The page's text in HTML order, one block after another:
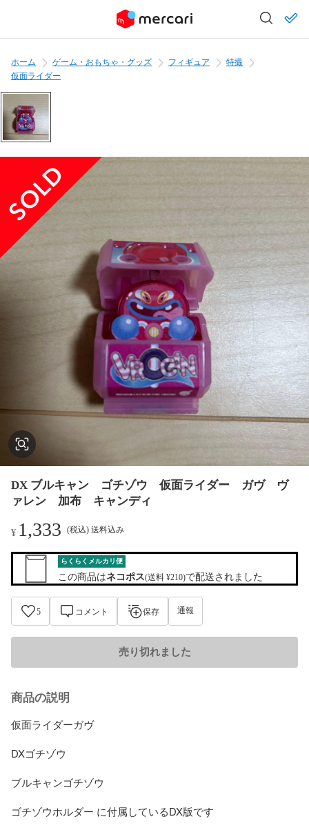
ホーム ゲーム・おもちゃ・グッズ フィギュア
特撮
仮面ライダー
DX ブルキャン ゴチゾウ 仮面ライダー ガヴ ヴ
ァレン 加布 キャンディ
¥ 1,333 (税込) 送料込み
らくらくメルカリ便
この商品はネコポス(送料 ¥210)で配送されました
5 コメント 保存 通報
売り切れました
商品の説明
仮面ライダーガヴ
DXゴチゾウ
ブルキャンゴチゾウ
ゴチゾウホルダー に付属しているDX版です